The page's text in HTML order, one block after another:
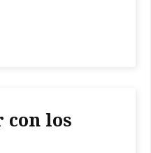
con los